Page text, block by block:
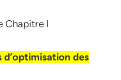
Chapitre I
d’optimisation des